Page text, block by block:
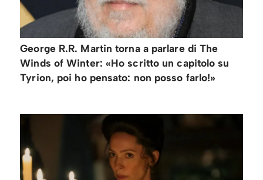
George R.R. Martin torna a parlare di The
Winds of Winter: «Ho scritto un capitolo su
Tyrion, poi ho pensato: non posso farlo!»